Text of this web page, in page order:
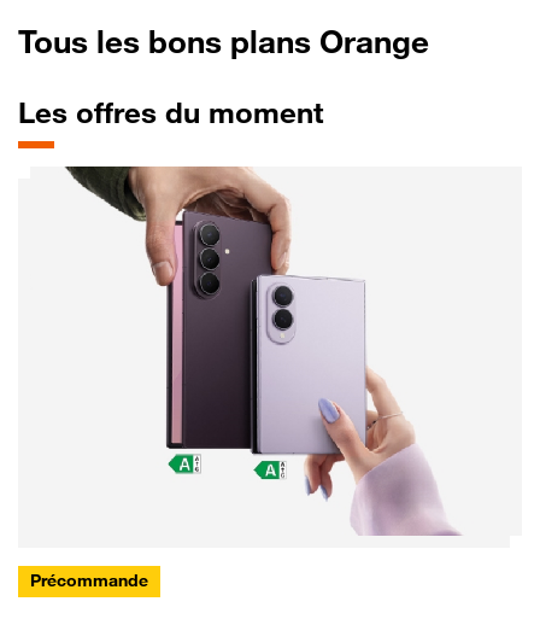
Tous les bons plans Orange
Les offres du moment
Précommande